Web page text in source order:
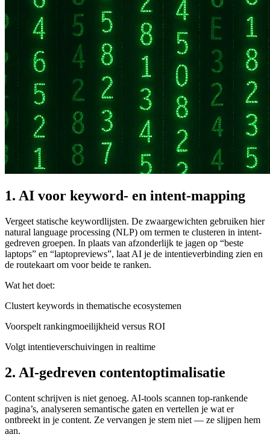
1. AI voor keyword- en intent-mapping
Vergeet statische keywordlijsten. De zwaargewichten gebruiken hier
natural language processing (NLP) om termen te clusteren in intent-
gedreven groepen. In plaats van afzonderlijk te jagen op “beste
laptops” en “laptopreviews”, laat AI je de intentieverbinding zien en
de routekaart om voor beide te ranken.
Wat het doet:
Clustert keywords in thematische ecosystemen
Voorspelt rankingmoeilijkheid versus ROI
Volgt intentieverschuivingen in realtime
2. AI-gedreven contentoptimalisatie
Content schrijven is niet genoeg. AI-tools scannen top-rankende
pagina’s, analyseren semantische gaten en vertellen je wat er
ontbreekt in je content. Ze vervangen je stem niet — ze slijpen hem
aan.